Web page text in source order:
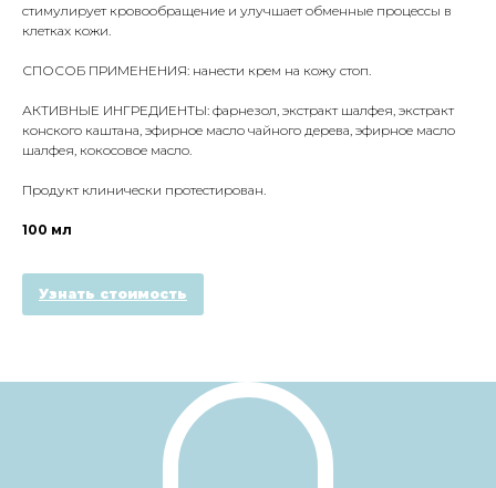
стимулирует кровообращение и улучшает обменные процессы в
клетках кожи.
СПОСОБ ПРИМЕНЕНИЯ: нанести крем на кожу стоп.
АКТИВНЫЕ ИНГРЕДИЕНТЫ: фарнезол, экстракт шалфея, экстракт
конского каштана, эфирное масло чайного дерева, эфирное масло
шалфея, кокосовое масло.
Продукт клинически протестирован.
100 мл
Узнать стоимость